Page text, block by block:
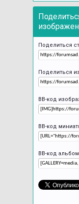
Поделиться
Поделиться
BB-код
BB-код
BB-код